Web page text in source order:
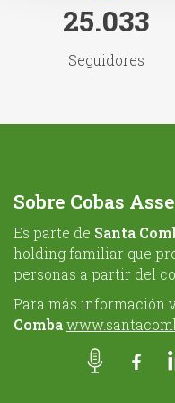
25.033
Seguidores
Sobre Cobas
Es parte de Santa
holding familiar que
personas a partir del
Para más información
Comba